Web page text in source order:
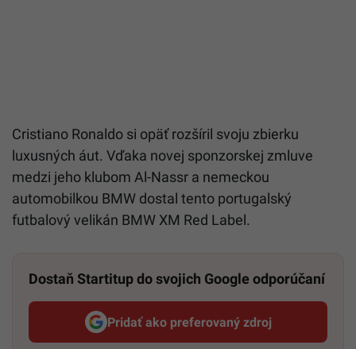
Cristiano Ronaldo si opäť rozšíril svoju zbierku
luxusných áut. Vďaka novej sponzorskej zmluve
medzi jeho klubom Al-Nassr a nemeckou
automobilkou BMW dostal tento portugalský
futbalový velikán BMW XM Red Label.
Dostaň Startitup do svojich Google odporúčaní
Pridať ako preferovaný zdroj
Startitup, odkaz sa otvorí v